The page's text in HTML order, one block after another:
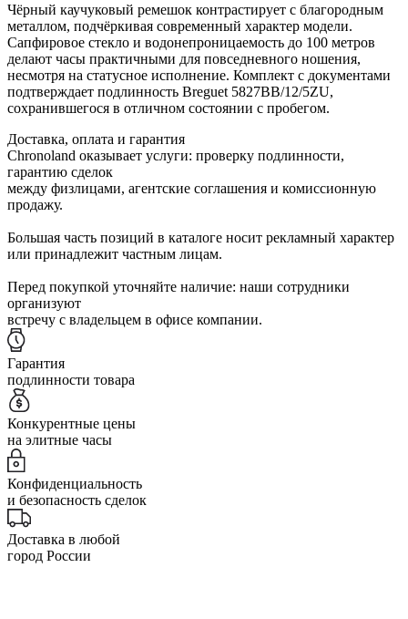
Чёрный каучуковый ремешок контрастирует с благородным
металлом, подчёркивая современный характер модели.
Сапфировое стекло и водонепроницаемость до 100 метров
делают часы практичными для повседневного ношения,
несмотря на статусное исполнение. Комплект с документами
подтверждает подлинность Breguet 5827BB/12/5ZU,
сохранившегося в отличном состоянии с пробегом.
Доставка, оплата и гарантия
Chronoland оказывает услуги: проверку подлинности,
гарантию сделок
между физлицами, агентские соглашения и комиссионную
продажу.
Большая часть позиций в каталоге носит рекламный характер
или принадлежит частным лицам.
Перед покупкой уточняйте наличие: наши сотрудники
организуют
встречу с владельцем в офисе компании.
Гарантия
подлинности товара
Конкурентные цены
на элитные часы
Конфиденциальность
и безопасность сделок
Доставка в любой
город России